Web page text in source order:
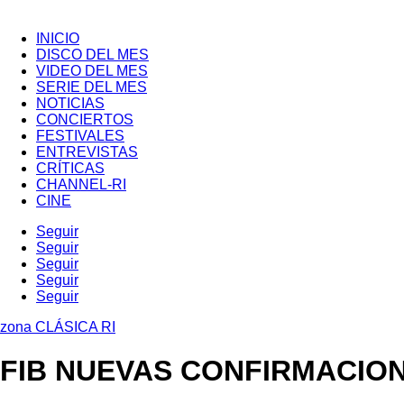
INICIO
DISCO DEL MES
VIDEO DEL MES
SERIE DEL MES
NOTICIAS
CONCIERTOS
FESTIVALES
ENTREVISTAS
CRÍTICAS
CHANNEL-RI
CINE
Seguir
Seguir
Seguir
Seguir
Seguir
zona CLÁSICA RI
FIB NUEVAS